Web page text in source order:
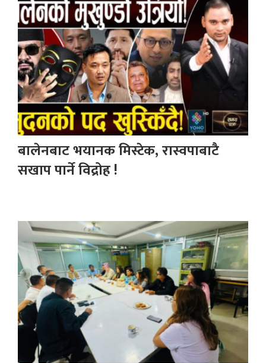
बालेनबाट भयानक मिस्टेक, रास्वपाबाटै
सखाप पार्ने विद्रोह !